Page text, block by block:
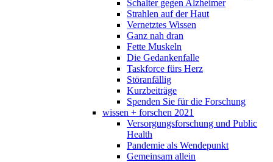
Schalter gegen Alzheimer
Strahlen auf der Haut
Vernetztes Wissen
Ganz nah dran
Fette Muskeln
Die Gedankenfalle
Taskforce fürs Herz
Störanfällig
Kurzbeiträge
Spenden Sie für die Forschung
wissen + forschen 2021
Versorgungsforschung und Public
Health
Pandemie als Wendepunkt
Gemeinsam allein